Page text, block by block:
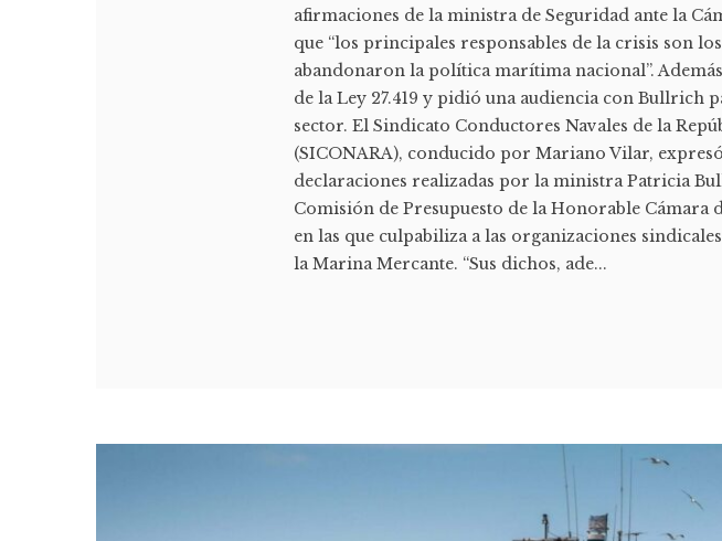
afirmaciones de la ministra de Seguridad ante la
que “los principales responsables de la crisis son
abandonaron la política marítima nacional”.
de la Ley 27.419 y pidió una audiencia con Bullrich
sector. El Sindicato Conductores Navales de la
(SICONARA), conducido por Mariano Vilar,
declaraciones realizadas por la ministra Patricia
Comisión de Presupuesto de la Honorable Cámara
en las que culpabiliza a las organizaciones
la Marina Mercante. “Sus dichos, ade...